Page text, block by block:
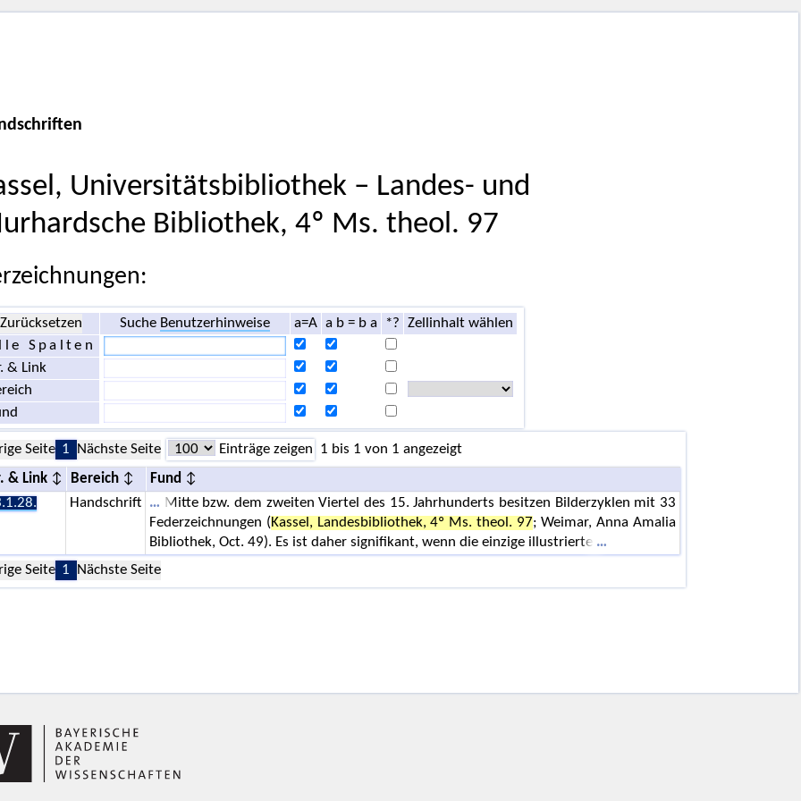
Universitätsbibliothek – Landes- und
Bibliothek, 4º Ms. theol. 97
Zurücksetzen Suche Benutzerhinweise a=A a b = b a *?
Zellinhalt wählen
Spalten
& Link
Seite 1 Nächste Seite Einträge zeigen 1 bis 1 von 1 angezeigt
& Link Bereich
Fund
Handschrift
Mitte bzw. dem zweiten Viertel des 15. Jahrhunderts besitzen Bilderzyklen mit 33
Federzeichnungen (Kassel, Landesbibliothek, 4º Ms. theol. 97; Weimar, Anna Amalia
Bibliothek, Oct. 49). Es ist daher signifikant, wenn die einzige illustrierte
Seite 1 Nächste Seite